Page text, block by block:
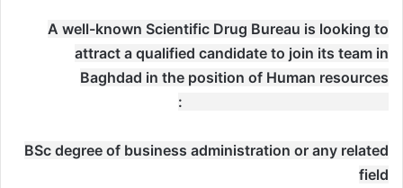
A well-known Scientific Drug Bureau is looking to
attract a qualified candidate to join its team in
Baghdad in the position of Human resources
BSc degree of business administration or any related
field